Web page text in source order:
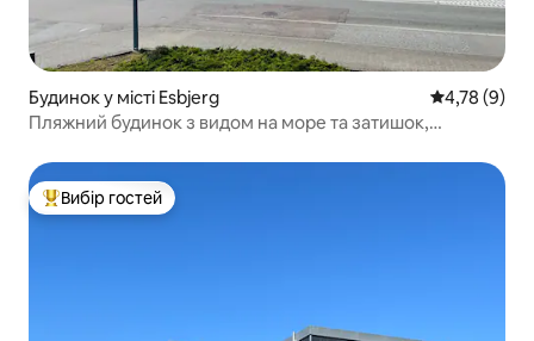
Будинок у місті Esbjerg Середня
4,78 (9)
Пляжний будинок з видом на море та затишок,
Топ вибір гостей
Вибір гостей